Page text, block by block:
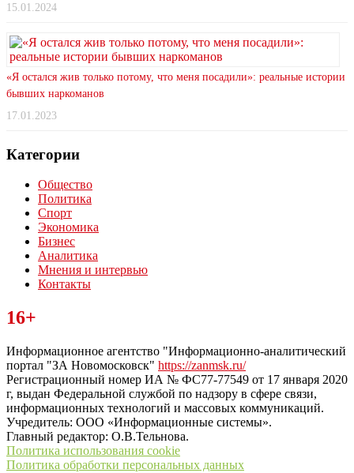
15.01.2024
«Я остался жив только потому, что меня посадили»: реальные истории
бывших наркоманов
17.01.2023
Категории
Общество
Политика
Спорт
Экономика
Бизнес
Аналитика
Мнения и интервью
Контакты
Читайте последние новости дня в Тульской области на сайте
“ЗаНовомосковск”
16+
Информационное агентство "Информационно-аналитический
портал "ЗА Новомосковск" https://zanmsk.ru/
Регистрационный номер ИА № ФС77-77549 от 17 января 2020
г, выдан Федеральной службой по надзору в сфере связи,
информационных технологий и массовых коммуникаций.
Учредитель: ООО «Информационные системы».
Главный редактор: О.В.Тельнова.
Политика использования cookie
Политика обработки персональных данных